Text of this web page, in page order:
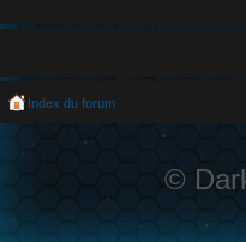
Index du forum
©